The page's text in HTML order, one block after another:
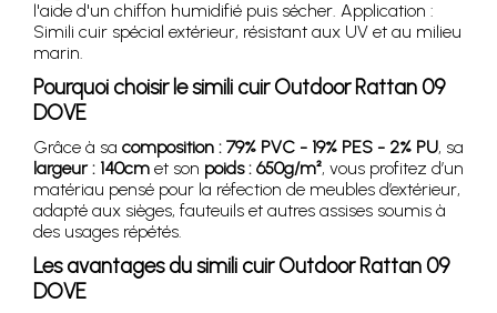
l'aide d'un chiffon humidifié puis sécher. Application :
Simili cuir spécial extérieur, résistant aux UV et au milieu
marin.
Pourquoi choisir le simili cuir Outdoor Rattan 09
DOVE
Grâce à sa composition : 79% PVC - 19% PES - 2% PU, sa
largeur : 140cm et son poids : 650g/m², vous profitez d’un
matériau pensé pour la réfection de meubles d’extérieur,
adapté aux sièges, fauteuils et autres assises soumis à
des usages répétés.
Les avantages du simili cuir Outdoor Rattan 09
DOVE